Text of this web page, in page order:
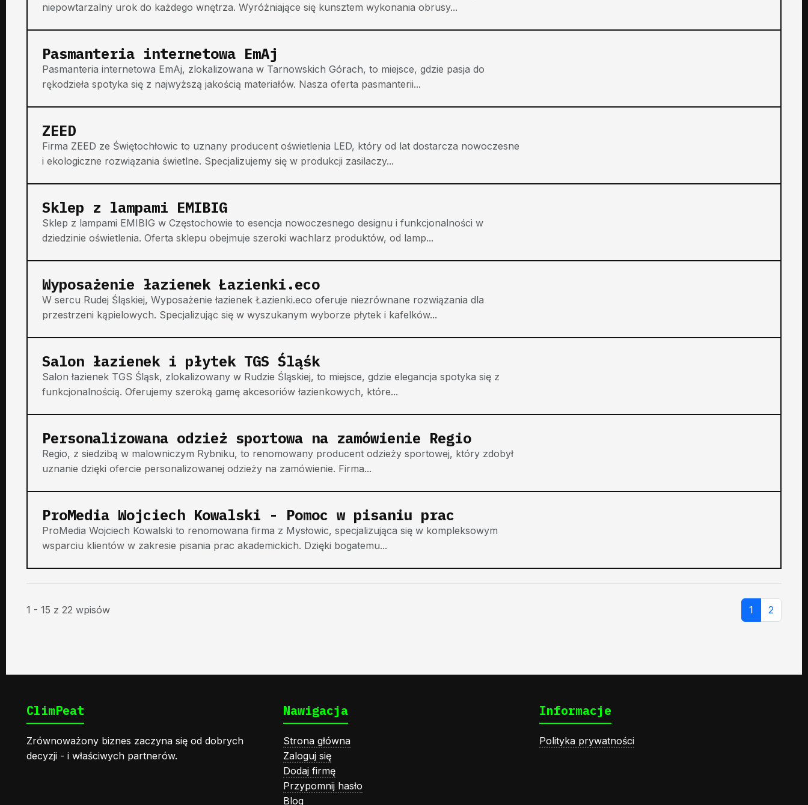
niepowtarzalny urok do każdego wnętrza. Wyróżniające się kunsztem wykonania obrusy...
Pasmanteria internetowa EmAj
Pasmanteria internetowa EmAj, zlokalizowana w Tarnowskich Górach, to miejsce, gdzie pasja do
rękodzieła spotyka się z najwyższą jakością materiałów. Nasza oferta pasmanterii...
ZEED
Firma ZEED ze Świętochłowic to uznany producent oświetlenia LED, który od lat dostarcza nowoczesne
i ekologiczne rozwiązania świetlne. Specjalizujemy się w produkcji zasilaczy...
Sklep z lampami EMIBIG
Sklep z lampami EMIBIG w Częstochowie to esencja nowoczesnego designu i funkcjonalności w
dziedzinie oświetlenia. Oferta sklepu obejmuje szeroki wachlarz produktów, od lamp...
Wyposażenie łazienek Łazienki.eco
W sercu Rudej Śląskiej, Wyposażenie łazienek Łazienki.eco oferuje niezrównane rozwiązania dla
przestrzeni kąpielowych. Specjalizując się w wyszukanym wyborze płytek i kafelków...
Salon łazienek i płytek TGS Śląśk
Salon łazienek TGS Śląsk, zlokalizowany w Rudzie Śląskiej, to miejsce, gdzie elegancja spotyka się z
funkcjonalnością. Oferujemy szeroką gamę akcesoriów łazienkowych, które...
Personalizowana odzież sportowa na zamówienie Regio
Regio, z siedzibą w malowniczym Rybniku, to renomowany producent odzieży sportowej, który zdobył
uznanie dzięki ofercie personalizowanej odzieży na zamówienie. Firma...
ProMedia Wojciech Kowalski - Pomoc w pisaniu prac
ProMedia Wojciech Kowalski to renomowana firma z Mysłowic, specjalizująca się w kompleksowym
wsparciu klientów w zakresie pisania prac akademickich. Dzięki bogatemu...
1 - 15 z 22 wpisów 1 2
ClimPeat
Zrównoważony biznes zaczyna się od dobrych
decyzji - i właściwych partnerów.
Nawigacja
Strona główna
Zaloguj się
Dodaj firmę
Przypomnij hasło
Blog
Informacje
Polityka prywatności